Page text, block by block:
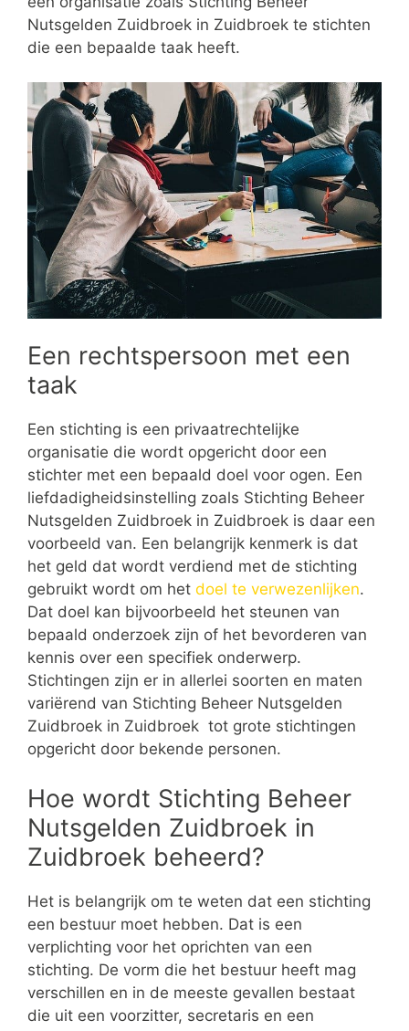
Nutsgelden Zuidbroek in Zuidbroek te stichten
die een bepaalde taak heeft.
Een rechtspersoon met een
taak
Een stichting is een privaatrechtelijke
organisatie die wordt opgericht door een
stichter met een bepaald doel voor ogen. Een
liefdadigheidsinstelling zoals Stichting Beheer
Nutsgelden Zuidbroek in Zuidbroek is daar een
voorbeeld van. Een belangrijk kenmerk is dat
het geld dat wordt verdiend met de stichting
gebruikt wordt om het doel te verwezenlijken.
Dat doel kan bijvoorbeeld het steunen van
bepaald onderzoek zijn of het bevorderen van
kennis over een specifiek onderwerp.
Stichtingen zijn er in allerlei soorten en maten
variërend van Stichting Beheer Nutsgelden
Zuidbroek in Zuidbroek tot grote stichtingen
opgericht door bekende personen.
Hoe wordt Stichting Beheer
Nutsgelden Zuidbroek in
Zuidbroek beheerd?
Het is belangrijk om te weten dat een stichting
een bestuur moet hebben. Dat is een
verplichting voor het oprichten van een
stichting. De vorm die het bestuur heeft mag
verschillen en in de meeste gevallen bestaat
die uit een voorzitter, secretaris en een